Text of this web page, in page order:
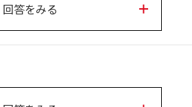
回答をみる